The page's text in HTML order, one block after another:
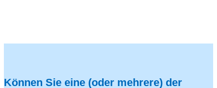
Können Sie eine (oder mehrere) der